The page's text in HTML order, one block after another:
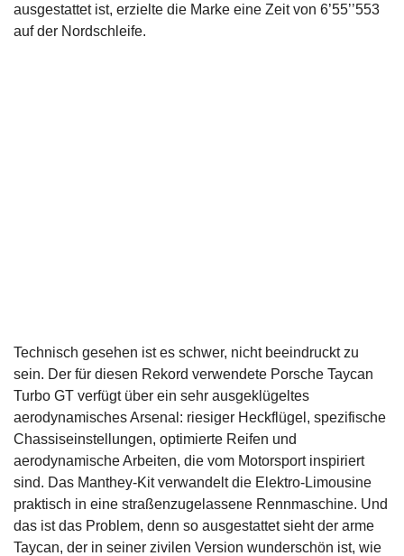
ausgestattet ist, erzielte die Marke eine Zeit von 6’55’’553
auf der Nordschleife.
Technisch gesehen ist es schwer, nicht beeindruckt zu
sein. Der für diesen Rekord verwendete Porsche Taycan
Turbo GT verfügt über ein sehr ausgeklügeltes
aerodynamisches Arsenal: riesiger Heckflügel, spezifische
Chassiseinstellungen, optimierte Reifen und
aerodynamische Arbeiten, die vom Motorsport inspiriert
sind. Das Manthey-Kit verwandelt die Elektro-Limousine
praktisch in eine straßenzugelassene Rennmaschine. Und
das ist das Problem, denn so ausgestattet sieht der arme
Taycan, der in seiner zivilen Version wunderschön ist, wie